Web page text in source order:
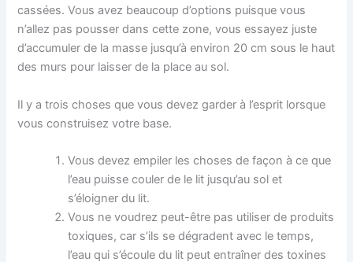
cassées. Vous avez beaucoup d’options puisque vous
n’allez pas pousser dans cette zone, vous essayez juste
d’accumuler de la masse jusqu’à environ 20 cm sous le haut
des murs pour laisser de la place au sol.
Il y a trois choses que vous devez garder à l’esprit lorsque
vous construisez votre base.
Vous devez empiler les choses de façon à ce que
l’eau puisse couler de le lit jusqu’au sol et
s’éloigner du lit.
Vous ne voudrez peut-être pas utiliser de produits
toxiques, car s’ils se dégradent avec le temps,
l’eau qui s’écoule du lit peut entraîner des toxines